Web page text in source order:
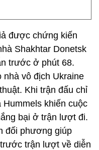
được chứng kiến
Shakhtar Donetsk
trước ở phút 68.
nhà vô địch Ukraine
Khi trận đấu chỉ
khiến cuộc
bại ở trận lượt đi.
đối phương giúp
trận lượt về diễn